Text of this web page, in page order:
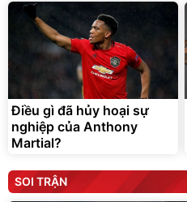
Điều gì đã hủy hoại sự
nghiệp của Anthony
Martial?
SOI TRẬN